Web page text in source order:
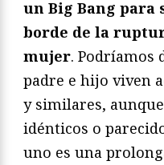
un Big Bang para
borde de la
mujer. Podríamos
padre e hijo viven
y similares,
idénticos o
uno es una